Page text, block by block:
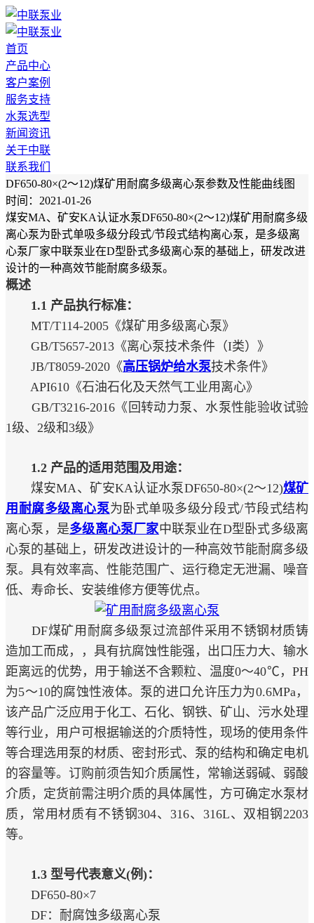
首页
产品中心
客户案例
服务支持
水泵选型
新闻资讯
关于中联
联系我们
DF650-80×(2～12)煤矿用耐腐多级离心泵参数及性能曲线图
时间：2021-01-26
煤安MA、矿安KA认证水泵DF650-80×(2～12)煤矿用耐腐多级
离心泵为卧式单吸多级分段式/节段式结构离心泵，是多级离
心泵厂家中联泵业在D型卧式多级离心泵的基础上，研发改进
设计的一种高效节能耐腐多级泵。
概述
1.1 产品执行标准：
MT/T114-2005《煤矿用多级离心泵》
GB/T5657-2013《离心泵技术条件（I类）》
JB/T8059-2020《高压锅炉给水泵技术条件》
API610《石油石化及天然气工业用离心》
GB/T3216-2016《回转动力泵、水泵性能验收试验
1级、2级和3级》
1.2 产品的适用范围及用途：
煤安MA、矿安KA认证水泵DF650-80×(2～12)煤矿
用耐腐多级离心泵为卧式单吸多级分段式/节段式结构
离心泵，是多级离心泵厂家中联泵业在D型卧式多级离
心泵的基础上，研发改进设计的一种高效节能耐腐多级
泵。具有效率高、性能范围广、运行稳定无泄漏、噪音
低、寿命长、安装维修方便等优点。
DF煤矿用耐腐多级泵过流部件采用不锈钢材质铸
造加工而成，，具有抗腐蚀性能强，出口压力大、输水
距离远的优势，用于输送不含颗粒、温度0～40℃，PH
为5～10的腐蚀性液体。泵的进口允许压力为0.6MPa，
该产品广泛应用于化工、石化、钢铁、矿山、污水处理
等行业，用户可根据输送的介质特性，现场的使用条件
等合理选用泵的材质、密封形式、泵的结构和确定电机
的容量等。订购前须告知介质属性，常输送弱碱、弱酸
介质，定货前需注明介质的具体属性，方可确定水泵材
质，常用材质有不锈钢304、316、316L、双相钢2203
等。
1.3 型号代表意义(例)：
DF650-80×7
DF：耐腐蚀多级离心泵